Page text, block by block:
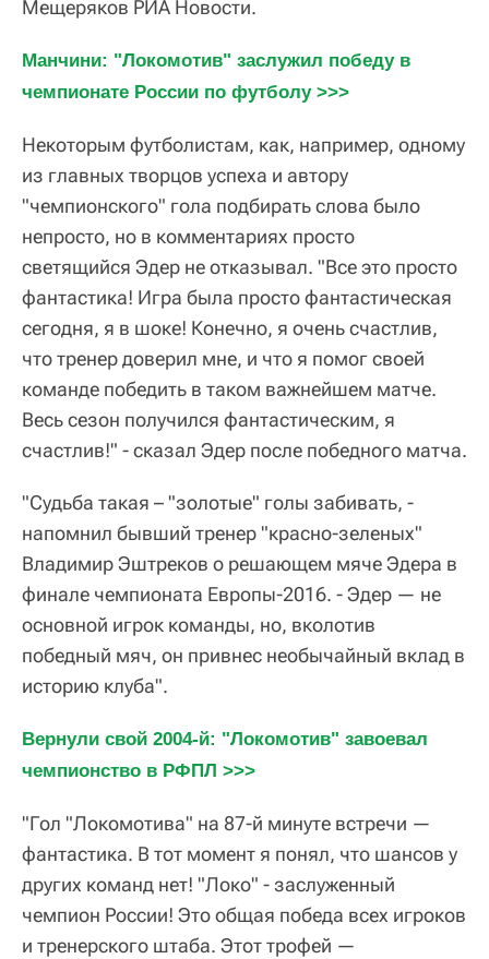
Мещеряков РИА Новости.
Манчини: "Локомотив" заслужил победу в
чемпионате России по футболу >>>
Некоторым футболистам, как, например, одному
из главных творцов успеха и автору
"чемпионского" гола подбирать слова было
непросто, но в комментариях просто
светящийся Эдер не отказывал. "Все это просто
фантастика! Игра была просто фантастическая
сегодня, я в шоке! Конечно, я очень счастлив,
что тренер доверил мне, и что я помог своей
команде победить в таком важнейшем матче.
Весь сезон получился фантастическим, я
счастлив!" - сказал Эдер после победного матча.
"Судьба такая – "золотые" голы забивать, -
напомнил бывший тренер "красно-зеленых"
Владимир Эштреков о решающем мяче Эдера в
финале чемпионата Европы-2016. - Эдер — не
основной игрок команды, но, вколотив
победный мяч, он привнес необычайный вклад в
историю клуба".
Вернули свой 2004-й: "Локомотив" завоевал
чемпионство в РФПЛ >>>
"Гол "Локомотива" на 87-й минуте встречи —
фантастика. В тот момент я понял, что шансов у
других команд нет! "Локо" - заслуженный
чемпион России! Это общая победа всех игроков
и тренерского штаба. Этот трофей —